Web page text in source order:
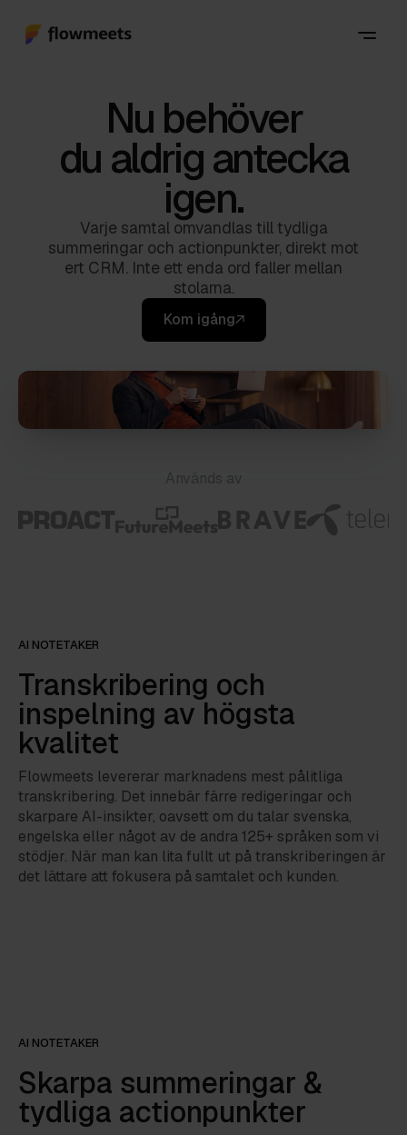
Nu behöver
du aldrig antecka
igen.
Varje samtal omvandlas till tydliga
summeringar och actionpunkter, direkt mot
ert CRM. Inte ett enda ord faller mellan
stolarna.
Kom igång
AI NOTETAKER
Transkribering och
inspelning av högsta
kvalitet
Flowmeets levererar marknadens mest pålitliga
transkribering. Det innebär färre redigeringar och
skarpare AI-insikter, oavsett om du talar svenska,
engelska eller något av de andra 125+ språken som vi
stödjer. När man kan lita fullt ut på transkriberingen är
det lättare att fokusera på samtalet och kunden.
AI NOTETAKER
Skarpa summeringar &
tydliga actionpunkter